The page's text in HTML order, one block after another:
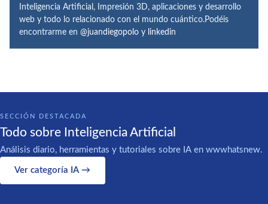
Inteligencia Artificial, Impresión 3D, aplicaciones y desarrollo
web y todo lo relacionado con el mundo cuántico.Podéis
encontrarme en @juandiegopolo y linkedin
SECCIÓN DESTACADA
Todo sobre Inteligencia Artificial
Análisis diario, herramientas y tutoriales sobre IA en wwwhatsnew.
Ver categoría IA →